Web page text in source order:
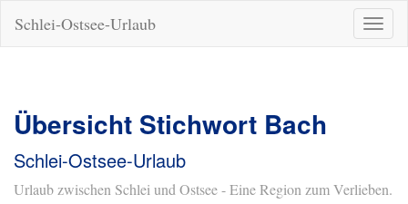
ein-/
Schlei-Ostsee-Urlaub
Übersicht Stichwort Bach
Schlei-Ostsee-Urlaub
Urlaub zwischen Schlei und Ostsee - Eine Region zum Verlieben.